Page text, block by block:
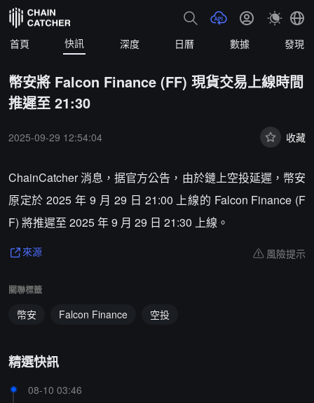
首頁 快訊 深度 日曆 數據 發現
幣安將 Falcon Finance (FF) 現貨交易上線時間
推遲至 21:30
2025-09-29 12:54:04 收藏
ChainCatcher 消息，据官方公告，由於鏈上空投延遲，幣安
原定於 2025 年 9 月 29 日 21:00 上線的 Falcon Finance (F
F) 將推遲至 2025 年 9 月 29 日 21:30 上線。
來源 風險提示
關聯標籤
幣安 Falcon Finance 空投
精選快訊
08-10 03:46